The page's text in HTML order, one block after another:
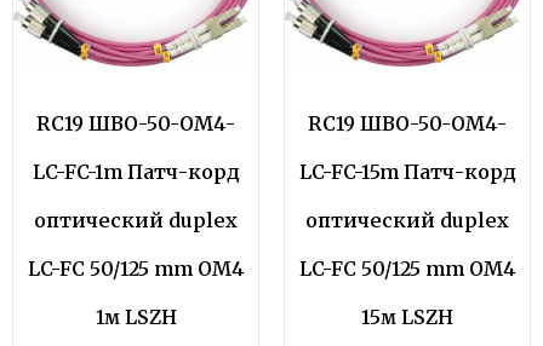
RC19 ШВО-50-OM4-
LC-FC-1m Патч-корд
оптический duplex
LC-FC 50/125 mm OM4
1м LSZH
RC19 ШВО-50-OM4-
LC-FC-15m Патч-корд
оптический duplex
LC-FC 50/125 mm OM4
15м LSZH